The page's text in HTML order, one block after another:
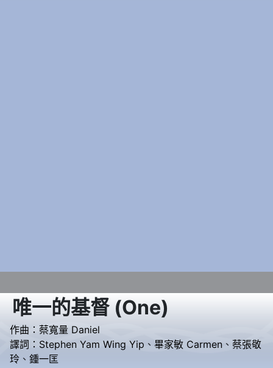
唯一的基督(One)
作曲： 蔡寬量 Daniel
譯詞： Stephen Yam Wing Yip 、 畢家敏 Carmen 、 蔡張敬
玲 、 鍾一匡